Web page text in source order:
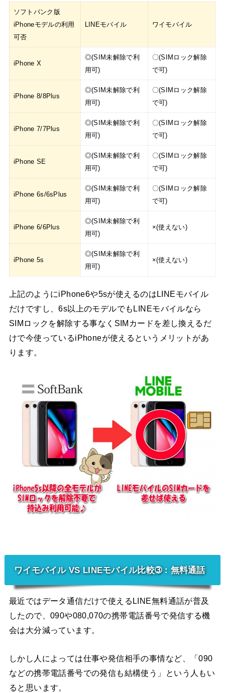
ソフトバンク版
iPhoneモデルの利用
可否
LINEモバイル ワイモバイル
iPhone X
◎(SIM未解除で利
用可)
〇(SIMロック解除
で可)
iPhone 8/8Plus
◎(SIM未解除で利
用可)
〇(SIMロック解除
で可)
iPhone 7/7Plus
◎(SIM未解除で利
用可)
〇(SIMロック解除
で可)
iPhone SE
◎(SIM未解除で利
用可)
〇(SIMロック解除
で可)
iPhone 6s/6sPlus
◎(SIM未解除で利
用可)
〇(SIMロック解除
で可)
iPhone 6/6Plus
◎(SIM未解除で利
用可)
×(使えない)
iPhone 5s
◎(SIM未解除で利
用可)
×(使えない)
上記のようにiPhone6や5sが使えるのはLINEモバイル
だけですし、6s以上のモデルでもLINEモバイルなら
SIMロックを解除する事なくSIMカードを差し換えるだ
けで今使っているiPhoneが使えるというメリットがあ
ります。
ワイモバイル VS LINEモバイル比較➂：無料通話
最近ではデータ通信だけで使えるLINE無料通話が普及
したので、090や080,070の携帯電話番号で発信する機
会は大分減っています。
しかし人によっては仕事や発信相手の事情など、「090
などの携帯電話番号での発信も結構使う」という人もい
ると思います。